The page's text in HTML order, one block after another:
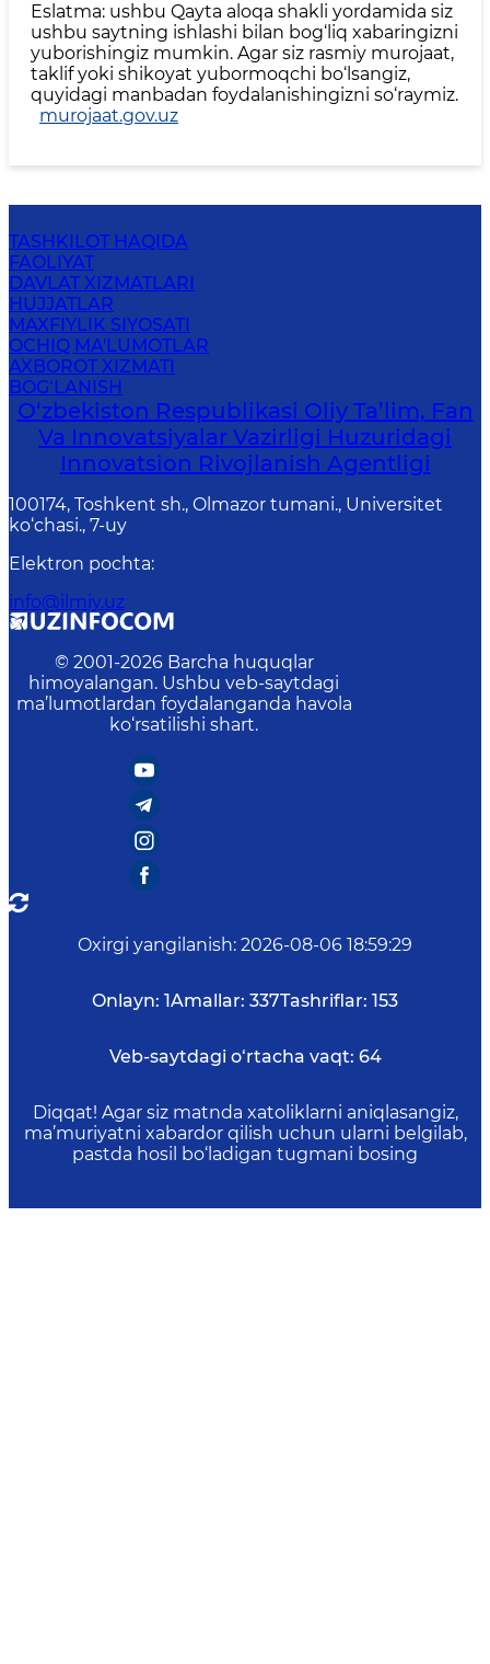
Eslatma: ushbu Qayta aloqa shakli yordamida siz
ushbu saytning ishlashi bilan bog‘liq xabaringizni
yuborishingiz mumkin. Agar siz rasmiy murojaat,
taklif yoki shikoyat yubormoqchi bo‘lsangiz,
quyidagi manbadan foydalanishingizni so‘raymiz.
murojaat.gov.uz
TASHKILOT HAQIDA
FAOLIYAT
DAVLAT XIZMATLARI
HUJJATLAR
MAXFIYLIK SIYOSATI
OCHIQ MA'LUMOTLAR
AXBOROT XIZMATI
BOG‘LANISH
O‘zbekiston Respublikasi Oliy Ta’lim, Fan
Va Innovatsiyalar Vazirligi Huzuridagi
Innovatsion Rivojlanish Agentligi
100174, Toshkent sh., Olmazor tumani., Universitet
ko‘chasi., 7-uy
Elektron pochta:
info@ilmiy.uz
© 2001-2026 Barcha huquqlar
himoyalangan. Ushbu veb-saytdagi
ma’lumotlardan foydalanganda havola
ko‘rsatilishi shart.
Oxirgi yangilanish: 2026-08-06 18:59:29
Onlayn: 1Amallar: 337Tashriflar: 153
Veb-saytdagi o‘rtacha vaqt: 64
Diqqat! Agar siz matnda xatoliklarni aniqlasangiz,
ma’muriyatni xabardor qilish uchun ularni belgilab,
pastda hosil bo‘ladigan tugmani bosing